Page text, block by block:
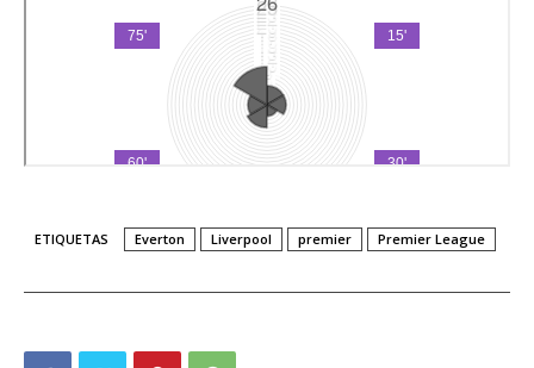
ETIQUETAS Everton Liverpool premier Premier League